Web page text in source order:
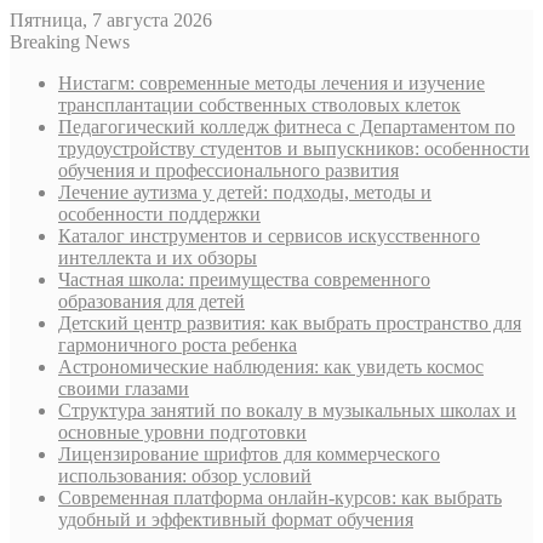
Пятница, 7 августа 2026
Breaking News
Нистагм: современные методы лечения и изучение
трансплантации собственных стволовых клеток
Педагогический колледж фитнеса с Департаментом по
трудоустройству студентов и выпускников: особенности
обучения и профессионального развития
Лечение аутизма у детей: подходы, методы и
особенности поддержки
Каталог инструментов и сервисов искусственного
интеллекта и их обзоры
Частная школа: преимущества современного
образования для детей
Детский центр развития: как выбрать пространство для
гармоничного роста ребенка
Астрономические наблюдения: как увидеть космос
своими глазами
Структура занятий по вокалу в музыкальных школах и
основные уровни подготовки
Лицензирование шрифтов для коммерческого
использования: обзор условий
Современная платформа онлайн-курсов: как выбрать
удобный и эффективный формат обучения